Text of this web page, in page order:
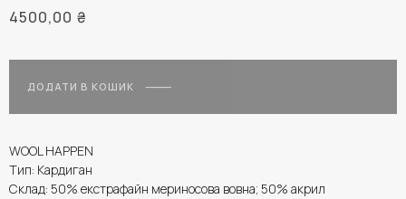
4500,00 ₴
ДОДАТИ В КОШИК
WOOL HAPPEN
Тип: Кардиган
Склад: 50% екстрафайн мериносова вовна; 50% акрил